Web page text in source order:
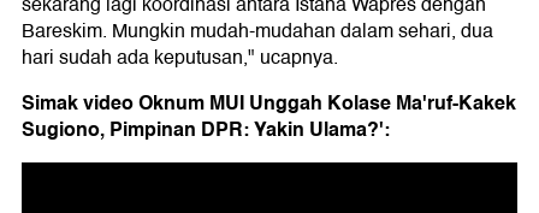
Bareskim. Mungkin mudah-mudahan dalam sehari, dua
hari sudah ada keputusan," ucapnya.
Simak video Oknum MUI Unggah Kolase Ma'ruf-Kakek
Sugiono, Pimpinan DPR: Yakin Ulama?':